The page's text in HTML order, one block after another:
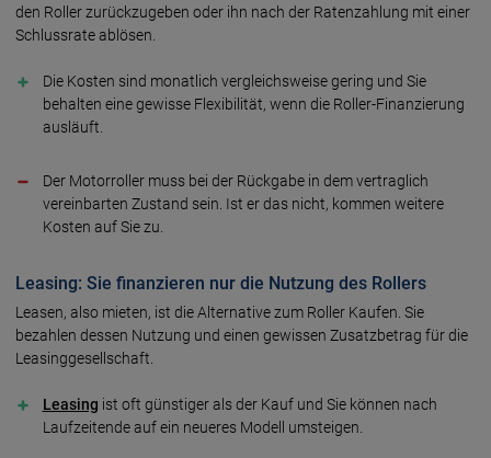
den Roller zurückzugeben oder ihn nach der Ratenzahlung mit einer
Schlussrate ablösen.
Die Kosten sind monatlich vergleichsweise gering und Sie
behalten eine gewisse Flexibilität, wenn die Roller-Finanzierung
ausläuft.
Der Motorroller muss bei der Rückgabe in dem vertraglich
vereinbarten Zustand sein. Ist er das nicht, kommen weitere
Kosten auf Sie zu.
Leasing: Sie finanzieren nur die Nutzung des Rollers
Leasen, also mieten, ist die Alternative zum Roller Kaufen. Sie
bezahlen dessen Nutzung und einen gewissen Zusatzbetrag für die
Leasinggesellschaft.
Leasing ist oft günstiger als der Kauf und Sie können nach
Laufzeitende auf ein neueres Modell umsteigen.